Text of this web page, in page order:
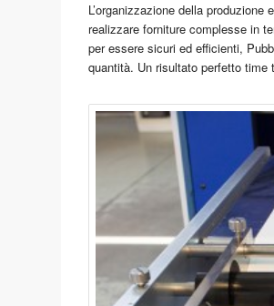
L’organizzazione della
realizzare forniture complesse in
per essere sicuri ed efficienti,
quantità. Un risultato perfetto time